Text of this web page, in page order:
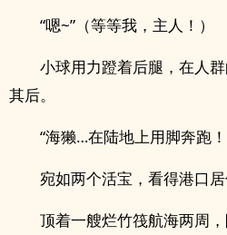
“嗯~”（等等我，主人！）
小球用力蹬着后腿，在人
其后。
“海獭…在陆地上用脚奔跑
宛如两个活宝，看得港口居
顶着一艘烂竹筏航海两周